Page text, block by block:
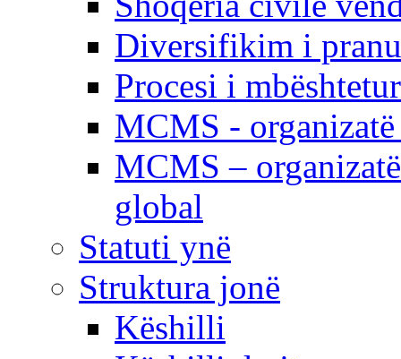
Diversifikim i
Procesi i
MCMS -
MCMS –
global
Statuti ynë
Struktura jonë
Këshilli